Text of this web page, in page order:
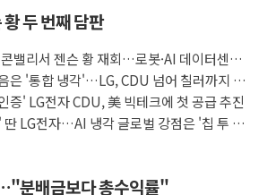
징도 부동산 규제 철폐
피서객 7명 고립…전원 구조
…페르세우스 유성우 관측
이상 폭우…호우경보 발효
두 번째 담판
밸리서 젠슨 황 재회…로봇·AI 데이터센터·
은 '통합 냉각'…LG, CDU 넘어 칠러까지 묶
증' LG전자 CDU, 美 빅테크에 첫 공급 추진
LG전자…AI 냉각 글로벌 강점은 '칩 투 칠
분배금보다 총수익률"